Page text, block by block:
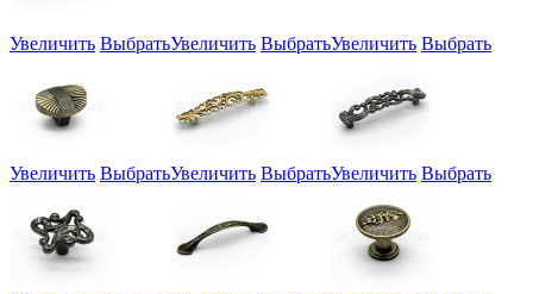
Увеличить ВыбратьУвеличить ВыбратьУвеличить Выбрать
Увеличить ВыбратьУвеличить ВыбратьУвеличить Выбрать